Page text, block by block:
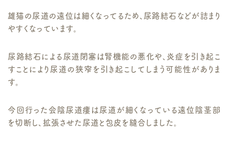
雄猫の尿道の遠位は細くなってるため、尿路結石などが詰まり
やすくなっています。
尿路結石による尿道閉塞は腎機能の悪化や、炎症を引き起こ
すことにより尿道の狭窄を引き起こしてしまう可能性がありま
す。
今回行った会陰尿道瘻は尿道が細くなっている遠位陰茎部
を切断し、拡張させた尿道と包皮を縫合しました。